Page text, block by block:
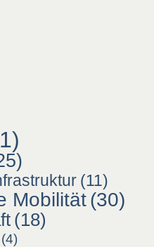
(11)
Mobilität(30)
(18)
(4)